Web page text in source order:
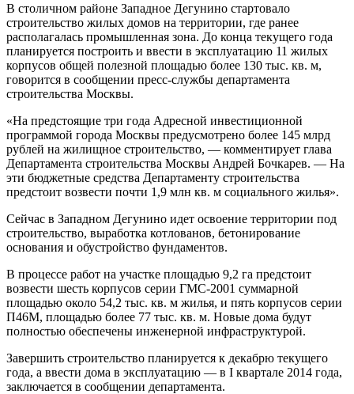
В столичном районе Западное Дегунино стартовало
строительство жилых домов на территории, где ранее
располагалась промышленная зона. До конца текущего года
планируется построить и ввести в эксплуатацию 11 жилых
корпусов общей полезной площадью более 130 тыс. кв. м,
говорится в сообщении пресс-службы департамента
строительства Москвы.
«На предстоящие три года Адресной инвестиционной
программой города Москвы предусмотрено более 145 млрд
рублей на жилищное строительство, — комментирует глава
Департамента строительства Москвы Андрей Бочкарев. — На
эти бюджетные средства Департаменту строительства
предстоит возвести почти 1,9 млн кв. м социального жилья».
Сейчас в Западном Дегунино идет освоение территории под
строительство, выработка котлованов, бетонирование
основания и обустройство фундаментов.
В процессе работ на участке площадью 9,2 га предстоит
возвести шесть корпусов серии ГМС-2001 суммарной
площадью около 54,2 тыс. кв. м жилья, и пять корпусов серии
П46М, площадью более 77 тыс. кв. м. Новые дома будут
полностью обеспечены инженерной инфраструктурой.
Завершить строительство планируется к декабрю текущего
года, а ввести дома в эксплуатацию — в I квартале 2014 года,
заключается в сообщении департамента.